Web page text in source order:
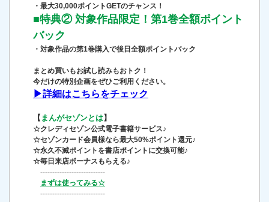
・最大30,000ポイントGETのチャンス！
■特典② 対象作品限定！第1巻全額ポイント
バック
・対象作品の第1巻購入で後日全額ポイントバック
まとめ買いもお試し読みもおトク！
今だけの特別企画をぜひご利用ください。
▶詳細はこちらをチェック
【 まんがセゾンとは】
☆クレディセゾン公式電子書籍サービス♪
☆セゾンカード会員様なら最大50%ポイント還元♪
☆永久不滅ポイントを書店ポイントに交換可能♪
☆毎日来店ボーナスもらえる♪
‐‐‐‐‐‐‐‐‐‐‐‐‐‐‐‐‐‐‐‐‐‐‐‐‐‐‐
まずは使ってみる☆
‐‐‐‐‐‐‐‐‐‐‐‐‐‐‐‐‐‐‐‐‐‐‐‐‐‐‐